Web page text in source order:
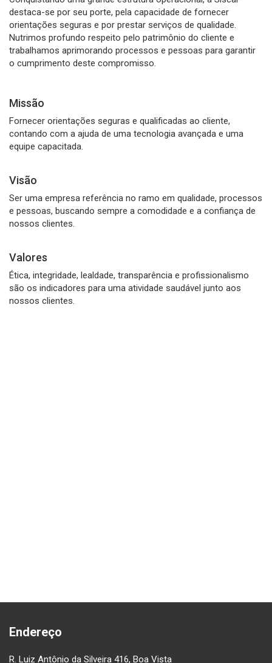
destaca-se por seu porte, pela capacidade de fornecer
orientações seguras e por prestar serviços de qualidade.
Nutrimos profundo respeito pelo patrimônio do cliente e
trabalhamos aprimorando processos e pessoas para garantir
o cumprimento deste compromisso.
Missão
Fornecer orientações seguras e qualificadas ao cliente,
contando com a ajuda de uma tecnologia avançada e uma
equipe capacitada.
Visão
Ser uma empresa referência no ramo em qualidade, processos
e pessoas, buscando sempre a comodidade e a confiança de
nossos clientes.
Valores
Ética, integridade, lealdade, transparência e profissionalismo
são os indicadores para uma atividade saudável junto aos
nossos clientes.
Endereço
R. Luiz Antônio da Silveira 416, Boa Vista